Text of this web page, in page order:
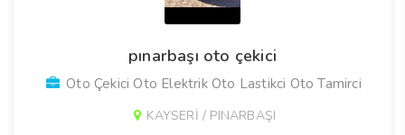
pınarbaşı oto çekici
Oto Çekici Oto Elektrik Oto Lastikci Oto Tamirci
KAYSERİ / PINARBAŞI